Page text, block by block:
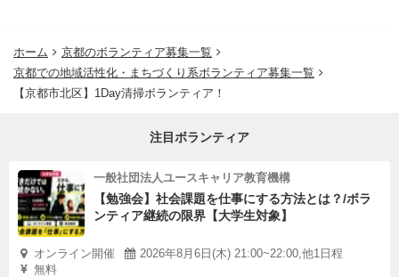
ホーム
京都のボランティア募集一覧
京都での地域活性化・まちづくり系ボランティア募集一覧
【京都市北区】1Day清掃ボランティア！
注目ボランティア
一般社団法人ユースキャリア教育機構
【勉強会】社会課題を仕事にする方法とは？/ボラ
ンティア継続の限界【大学生対象】
オンライン開催
2026年8月6日(木) 21:00~22:00,他1日程
無料